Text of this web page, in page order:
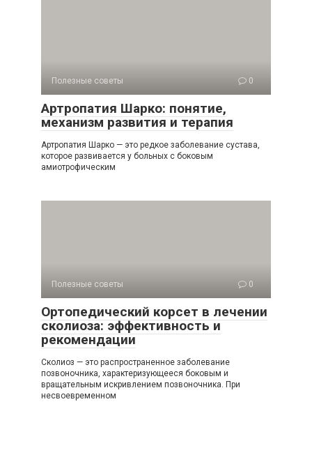
Полезные советы 0
Артропатия Шарко: понятие,
механизм развития и терапия
Артропатия Шарко — это редкое заболевание сустава,
которое развивается у больных с боковым
амиотрофическим
Полезные советы 0
Ортопедический корсет в лечении
сколиоза: эффективность и
рекомендации
Сколиоз — это распространенное заболевание
позвоночника, характеризующееся боковым и
вращательным искривлением позвоночника. При
несвоевременном